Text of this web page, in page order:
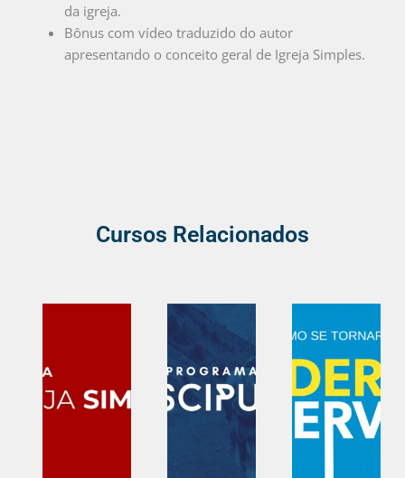
da igreja.
Bônus com vídeo traduzido do autor
apresentando o conceito geral de Igreja Simples.
Cursos Relacionados